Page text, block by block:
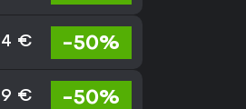
€ -50%
€ -50%